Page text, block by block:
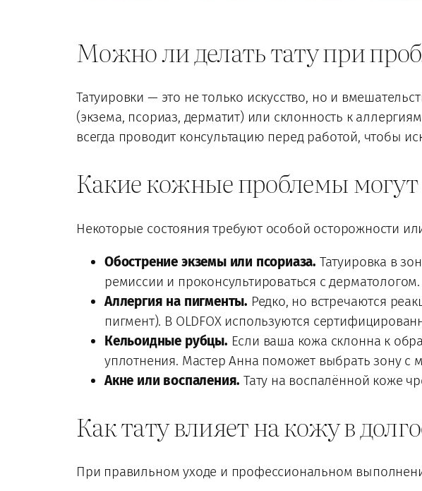
Можно ли делать тату при
Татуировки — это не только искусство, но и
(экзема, псориаз, дерматит) или склонность к
всегда проводит консультацию перед работой, чтобы
Какие кожные проблемы могут
Некоторые состояния требуют особой осторожности
Обострение экземы или псориаза. Татуировка в
ремиссии и проконсультироваться с дерматологом.
Аллергия на пигменты. Редко, но встречаются
пигмент). В OLDFOX используются
Кельоидные рубцы. Если ваша кожа склонна к
уплотнения. Мастер Анна поможет выбрать зону
Акне или воспаления. Тату на воспалённой коже
Как тату влияет на кожу в
При правильном уходе и профессиональном